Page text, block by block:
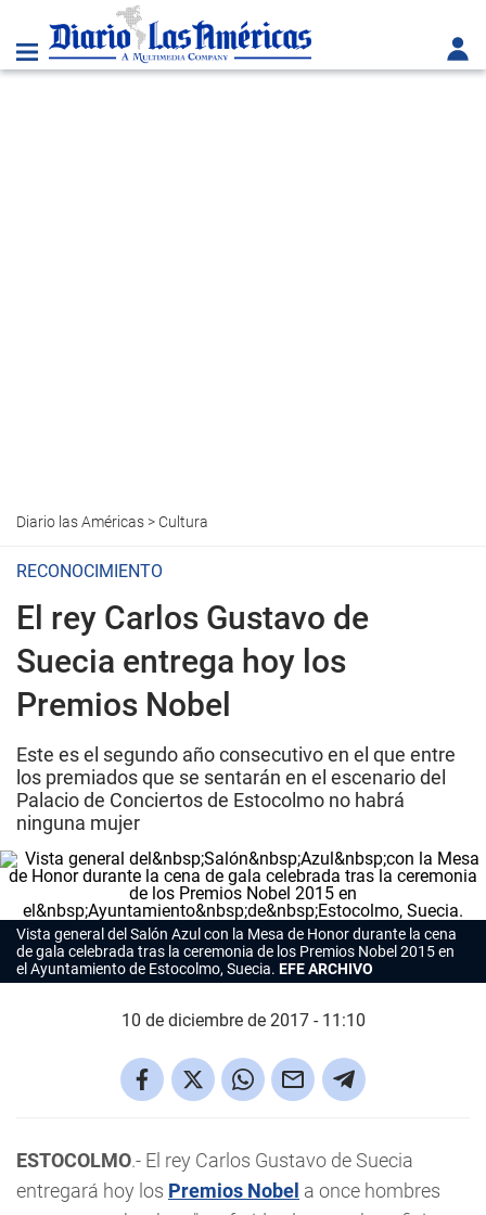
Diario las Américas> Cultura
RECONOCIMIENTO
El rey Carlos Gustavo de
Suecia entrega hoy los
Premios Nobel
Este es el segundo año consecutivo en el que entre
los premiados que se sentarán en el escenario del
Palacio de Conciertos de Estocolmo no habrá
ninguna mujer
Vista general del Salón Azul con la Mesa de Honor durante la cena
de gala celebrada tras la ceremonia de los Premios Nobel 2015 en
el Ayuntamiento de Estocolmo, Suecia. EFE ARCHIVO
10 de diciembre de 2017 - 11:10
ESTOCOLMO.- El rey Carlos Gustavo de Suecia
entregará hoy los Premios Nobel a once hombres